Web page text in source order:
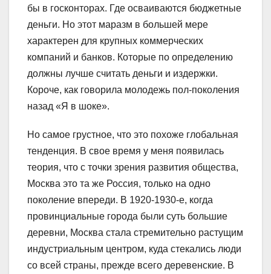
бы в госконторах. Где осваиваются бюджетные
деньги. Но этот маразм в большей мере
характерен для крупных коммерческих
компаний и банков. Которые по определению
должны лучше считать деньги и издержки.
Короче, как говорила молодежь пол-поколения
назад «Я в шоке».
Но самое грустное, что это похоже глобальная
тенденция. В свое время у меня появилась
теория, что с точки зрения развития общества,
Москва это та же Россия, только на одно
поколение впереди. В 1920-1930-е, когда
провинциальные города были суть большие
деревни, Москва стала стремительно растущим
индустриальным центром, куда стекались люди
со всей страны, прежде всего деревенские. В